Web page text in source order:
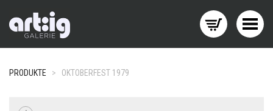
Menü wechseln
PRODUKTE > OKTOBERFEST 1979